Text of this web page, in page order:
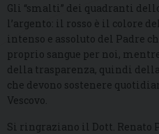
Gli “smalti” dei quadranti
l’argento: il rosso è il colore
intenso e assoluto del Padre
proprio sangue per noi,
della trasparenza, quindi
che devono sostenere
Vescovo.
Si ringraziano il Dott. Renato